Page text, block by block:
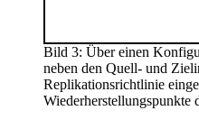
Bild 3: Über einen
neben den Quell- und
Replikationsrichtlinie
Wiederherstellungspunkte